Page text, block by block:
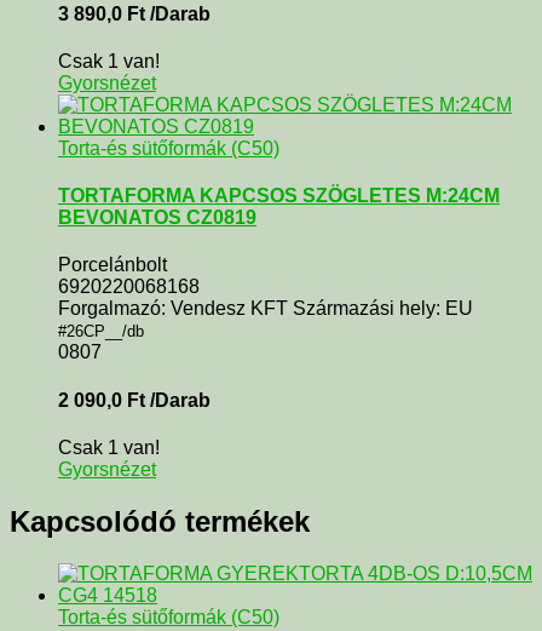
3 890,0 Ft /Darab
Csak 1 van!
Gyorsnézet
Torta-és sütőformák (C50)
TORTAFORMA KAPCSOS SZÖGLETES M:24CM
BEVONATOS CZ0819
Porcelánbolt
6920220068168
Forgalmazó: Vendesz KFT Származási hely: EU
#26CP__/db
0807
2 090,0 Ft /Darab
Csak 1 van!
Gyorsnézet
Kapcsolódó termékek
Torta-és sütőformák (C50)